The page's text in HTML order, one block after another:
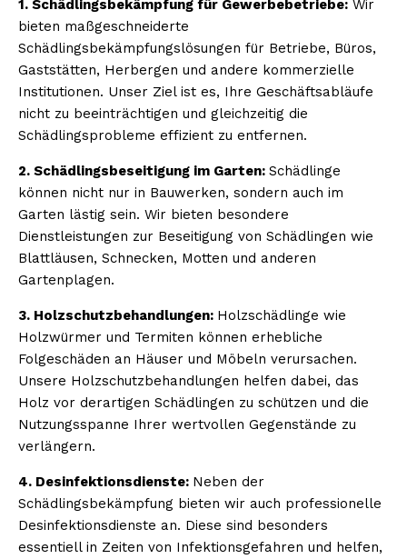
1. Schädlingsbekämpfung für Gewerbebetriebe: Wir
bieten maßgeschneiderte
Schädlingsbekämpfungslösungen für Betriebe, Büros,
Gaststätten, Herbergen und andere kommerzielle
Institutionen. Unser Ziel ist es, Ihre Geschäftsabläufe
nicht zu beeinträchtigen und gleichzeitig die
Schädlingsprobleme effizient zu entfernen.
2. Schädlingsbeseitigung im Garten: Schädlinge
können nicht nur in Bauwerken, sondern auch im
Garten lästig sein. Wir bieten besondere
Dienstleistungen zur Beseitigung von Schädlingen wie
Blattläusen, Schnecken, Motten und anderen
Gartenplagen.
3. Holzschutzbehandlungen: Holzschädlinge wie
Holzwürmer und Termiten können erhebliche
Folgeschäden an Häuser und Möbeln verursachen.
Unsere Holzschutzbehandlungen helfen dabei, das
Holz vor derartigen Schädlingen zu schützen und die
Nutzungsspanne Ihrer wertvollen Gegenstände zu
verlängern.
4. Desinfektionsdienste: Neben der
Schädlingsbekämpfung bieten wir auch professionelle
Desinfektionsdienste an. Diese sind besonders
essentiell in Zeiten von Infektionsgefahren und helfen,